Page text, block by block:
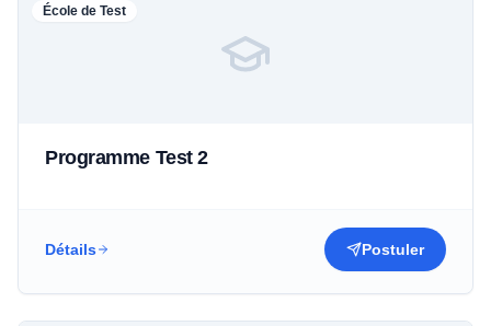
École de Test
Programme Test 2
Détails Postuler